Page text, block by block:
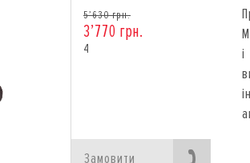
5’630 грн.
3’770 грн.
4
Замовити